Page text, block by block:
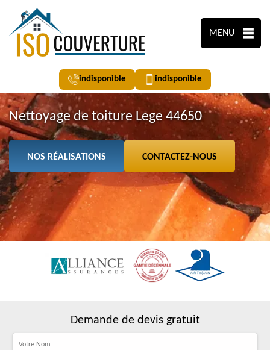
MENU
indisponible indisponible
Nettoyage de toiture Lege 44650
NOS RÉALISATIONS CONTACTEZ-NOUS
Demande de devis gratuit